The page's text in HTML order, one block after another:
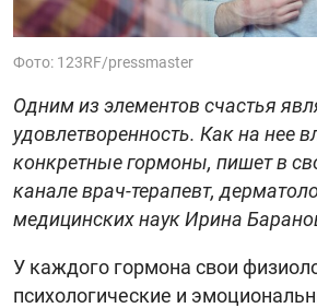
Фото: 123RF/pressmaster
Одним из элементов счастья
удовлетворенность. Как на нее
конкретные гормоны, пишет в
канале врач-терапевт,
медицинских наук Ирина
У каждого гормона свои
психологические и